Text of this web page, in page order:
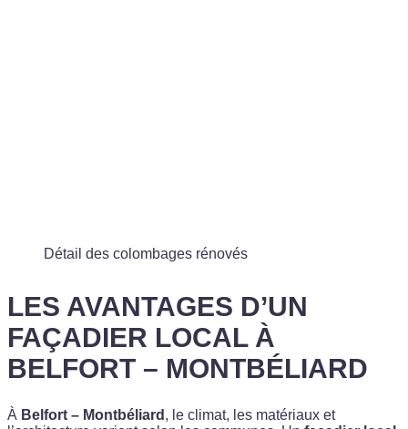
Détail des colombages rénovés
LES AVANTAGES D’UN
FAÇADIER LOCAL À
BELFORT – MONTBÉLIARD
À Belfort – Montbéliard , le climat, les matériaux et